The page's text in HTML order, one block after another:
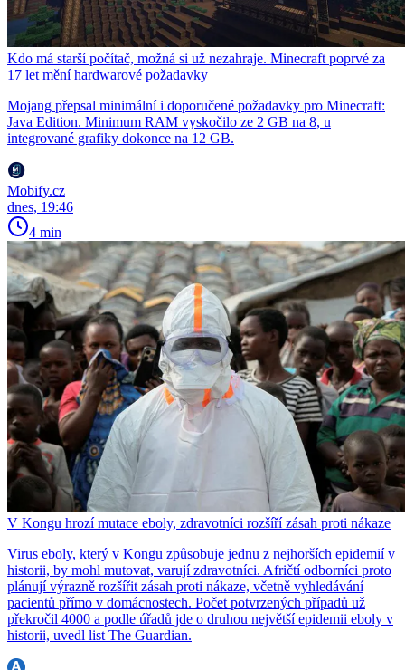
Kdo má starší počítač, možná si už nezahraje. Minecraft poprvé za
17 let mění hardwarové požadavky
Mojang přepsal minimální i doporučené požadavky pro Minecraft:
Java Edition. Minimum RAM vyskočilo ze 2 GB na 8, u
integrované grafiky dokonce na 12 GB.
Mobify.cz
dnes, 19:46
4 min
V Kongu hrozí mutace eboly, zdravotníci rozšíří zásah proti nákaze
Virus eboly, který v Kongu způsobuje jednu z nejhorších epidemií v
historii, by mohl mutovat, varují zdravotníci. Afričtí odborníci proto
plánují výrazně rozšířit zásah proti nákaze, včetně vyhledávání
pacientů přímo v domácnostech. Počet potvrzených případů už
překročil 4000 a podle úřadů jde o druhou největší epidemii eboly v
historii, uvedl list The Guardian.